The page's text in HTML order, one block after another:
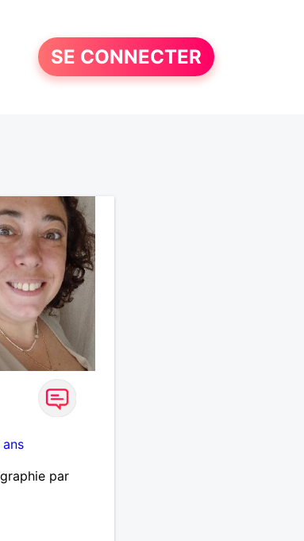
SE CONNECTER
par